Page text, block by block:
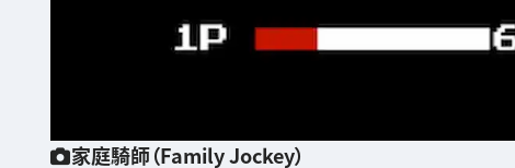
家庭騎師（Family Jockey）